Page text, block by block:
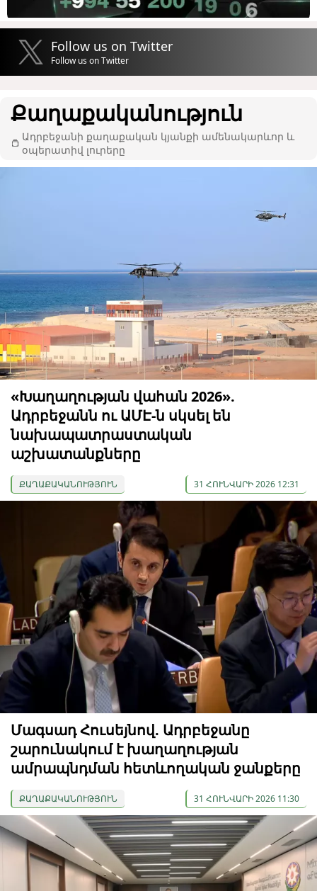
Follow us on Twitter
Follow us on Twitter
Քաղաքականություն
Ադրբեջանի քաղաքական կյանքի ամենակարևոր և
օպերատիվ լուրերը
«Խաղաղության վահան 2026».
Ադրբեջանն ու ԱՄԷ-ն սկսել են
նախապատրաստական ​​
աշխատանքները
ՔԱՂԱՔԱԿԱՆՈՒԹՅՈՒՆ 31 ՀՈՒՆՎԱՐԻ 2026 12:31
Մագսադ Հուսեյնով. Ադրբեջանը
շարունակում է խաղաղության
ամրապնդման հետևողական ջանքերը
ՔԱՂԱՔԱԿԱՆՈՒԹՅՈՒՆ 31 ՀՈՒՆՎԱՐԻ 2026 11:30